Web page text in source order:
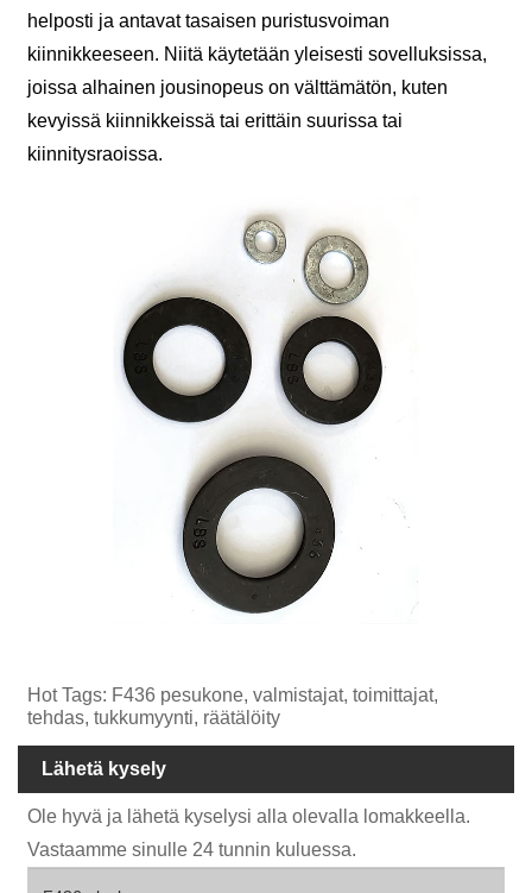
helposti ja antavat tasaisen puristusvoiman
kiinnikkeeseen. Niitä käytetään yleisesti sovelluksissa,
joissa alhainen jousinopeus on välttämätön, kuten
kevyissä kiinnikkeissä tai erittäin suurissa tai
kiinnitysraoissa.
Hot Tags: F436 pesukone, valmistajat, toimittajat,
tehdas, tukkumyynti, räätälöity
Lähetä kysely
Ole hyvä ja lähetä kyselysi alla olevalla lomakkeella.
Vastaamme sinulle 24 tunnin kuluessa.